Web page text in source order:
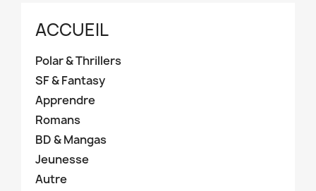
ACCUEIL
Polar & Thrillers
SF & Fantasy
Apprendre
Romans
BD & Mangas
Jeunesse
Autre